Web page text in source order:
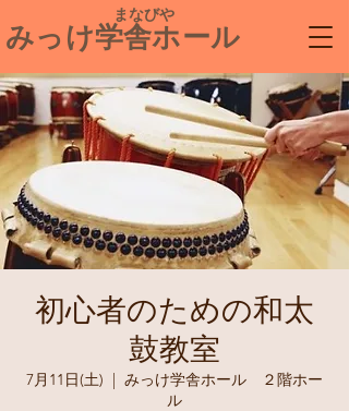
​ まなびや
みっけ学舎ホール
初心者のための和太
鼓教室
7月11日(土)
  |
みっけ学舎ホール ２階ホー
ル